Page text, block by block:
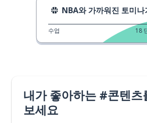
NBA와 가까워진 토미나
수업 18
내가 좋아하는 #콘텐츠
보세요